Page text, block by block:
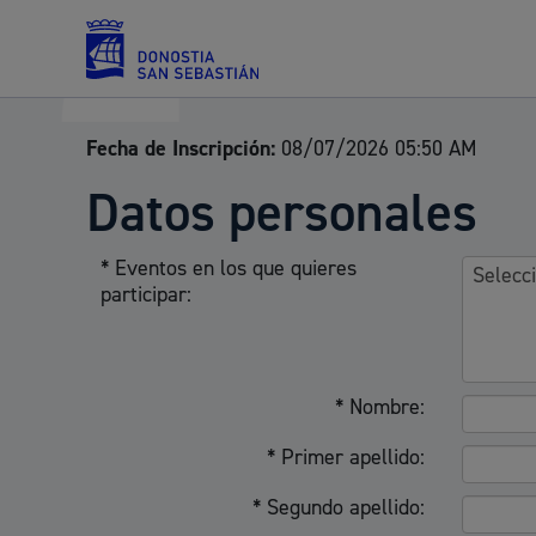
Fecha de Inscripción: 08/07/2026 05:50 AM
Datos personales
* Eventos en los que quieres
participar:
* Nombre:
* Primer apellido:
* Segundo apellido: